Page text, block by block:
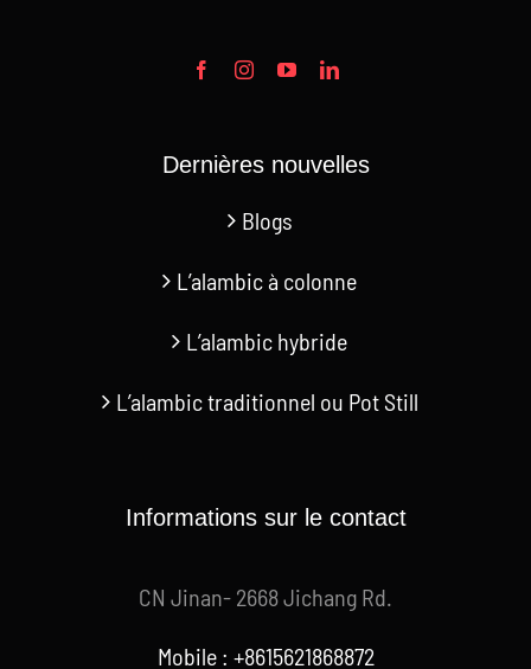
Dernières nouvelles
Blogs
L’alambic à colonne
L’alambic hybride
L’alambic traditionnel ou Pot Still
Informations sur le contact
CN Jinan- 2668 Jichang Rd.
Mobile : +8615621868872